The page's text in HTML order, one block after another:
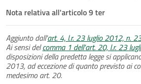
Nota relativa all'articolo 9 ter
Aggiunto dall'art. 4, l.r. 23 luglio 2012, n.
Ai sensi delcomma 1 dell'art. 20, l.r. 23
disposizioni della predetta legge si
2013, ad eccezione di quanto previsto ai
medesimo art. 20.